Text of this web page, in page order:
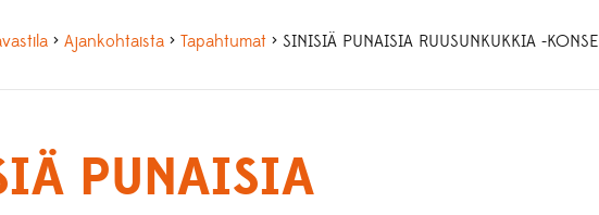
>Ajankohtaista >Tapahtumat > SINISIÄ PUNAISIA RUUSUNKUKKIA -
PUNAISIA